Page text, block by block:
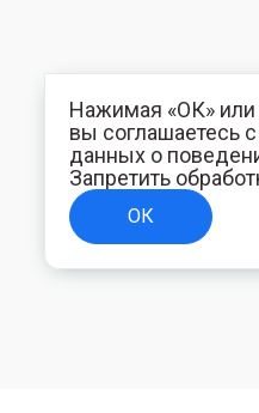
Нажимая «ОК» или
вы соглашаетесь
данных о
Запретить
ОК